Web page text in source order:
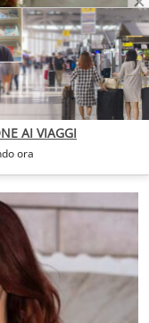
ora rischi che ti
AI VIAGGI
ora